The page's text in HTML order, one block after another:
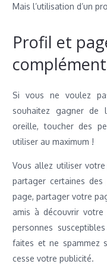
Mais l’utilisation d’un
Profil et
Si vous ne voulez
souhaitez gagner de
oreille, toucher des
utiliser au maximum !
Vous allez utiliser
partager certaines
page, partager votre
amis à découvrir
personnes
faites et ne spammez
cesse votre publicité.